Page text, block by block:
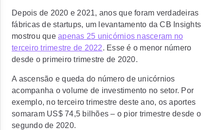
Depois de 2020 e 2021, anos que foram verdadeiras
fábricas de startups, um levantamento da CB Insights
mostrou que apenas 25 unicórnios nasceram no
terceiro trimestre de 2022. Esse é o menor número
desde o primeiro trimestre de 2020.
A ascensão e queda do número de unicórnios
acompanha o volume de investimento no setor. Por
exemplo, no terceiro trimestre deste ano, os aportes
somaram US$ 74,5 bilhões – o pior trimestre desde o
segundo de 2020.